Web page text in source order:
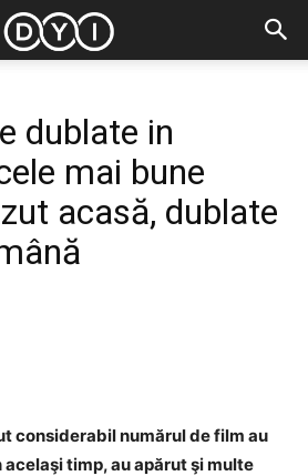
dublate in
mai bune
acasă, dublate
considerabil numărul de film au
acelaşi timp, au apărut şi multe